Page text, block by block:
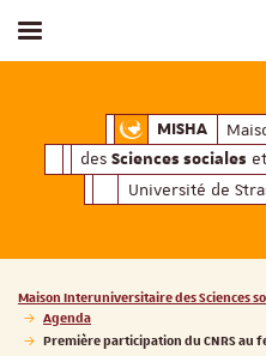
MISHA
des Sciences sociales
Université de
Afficher / masquer le menu
Vous êtes ici :
Maison Interuniversitaire des Sciences
Agenda
Première participation du CNRS au